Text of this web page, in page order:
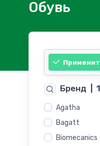
Обувь
Бренд 1
Agatha
Bagatt
Biomecanics